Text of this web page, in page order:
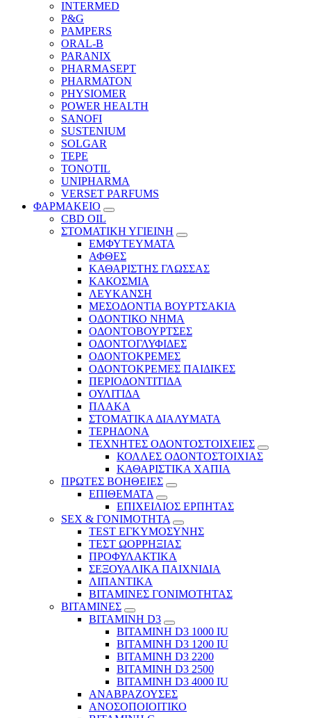
INTERMED
P&G
PAMPERS
ORAL-B
PARANIX
PHARMASEPT
PHARMATON
PHYSIOMER
POWER HEALTH
SANOFI
SUSTENIUM
SOLGAR
TEPE
TONOTIL
UNIPHARMA
VERSET PARFUMS
ΦΑΡΜΑΚΕΙΟ
CBD OIL
ΣΤΟΜΑΤΙΚΗ ΥΓΙΕΙΝΗ
ΕΜΦΥΤΕΥΜΑΤΑ
ΑΦΘΕΣ
ΚΑΘΑΡΙΣΤΗΣ ΓΛΩΣΣΑΣ
ΚΑΚΟΣΜΙΑ
ΛΕΥΚΑΝΣΗ
ΜΕΣΟΔΟΝΤΙΑ ΒΟΥΡΤΣΑΚΙΑ
ΟΔΟΝΤΙΚΟ ΝΗΜΑ
ΟΔΟΝΤΟΒΟΥΡΤΣΕΣ
ΟΔΟΝΤΟΓΛΥΦΙΔΕΣ
ΟΔΟΝΤΟΚΡΕΜΕΣ
ΟΔΟΝΤΟΚΡΕΜΕΣ ΠΑΙΔΙΚΕΣ
ΠΕΡΙΟΔΟΝΤΙΤΙΔΑ
ΟΥΛΙΤΙΔΑ
ΠΛΑΚΑ
ΣΤΟΜΑΤΙΚΑ ΔΙΑΛΥΜΑΤΑ
ΤΕΡΗΔΟΝΑ
ΤΕΧΝΗΤΕΣ ΟΔΟΝΤΟΣΤΟΙΧΕΙΕΣ
ΚΟΛΛΕΣ ΟΔΟΝΤΟΣΤΟΙΧΙΑΣ
ΚΑΘΑΡΙΣΤΙΚΑ ΧΑΠΙΑ
ΠΡΩΤΕΣ ΒΟΗΘΕΙΕΣ
ΕΠΙΘΕΜΑΤΑ
ΕΠΙΧΕΙΛΙΟΣ ΕΡΠΗΤΑΣ
SEX & ΓΟΝΙΜΟΤΗΤΑ
TEST ΕΓΚΥΜΟΣΥΝΗΣ
ΤΕΣΤ ΩΟΡΡΗΞΙΑΣ
ΠΡΟΦΥΛΑΚΤΙΚΑ
ΣΕΞΟΥΑΛΙΚΑ ΠΑΙΧΝΙΔΙΑ
ΛΙΠΑΝΤΙΚΑ
ΒΙΤΑΜΙΝΕΣ ΓΟΝΙΜΟΤΗΤΑΣ
ΒΙΤΑΜΙΝΕΣ
ΒΙΤΑΜΙΝΗ D3
ΒΙΤΑΜΙΝΗ D3 1000 IU
ΒΙΤΑΜΙΝΗ D3 1200 IU
ΒΙΤΑΜΙΝΗ D3 2200
ΒΙΤΑΜΙΝΗ D3 2500
BITAMINH D3 4000 IU
ΑΝΑΒΡΑΖΟΥΣΕΣ
ΑΝΟΣΟΠΟΙΟΙΤΙΚΟ